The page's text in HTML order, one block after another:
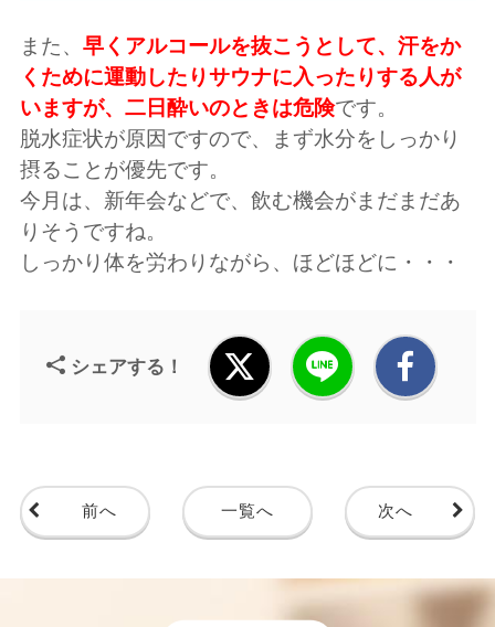
また、 早くアルコールを抜こうとして、汗をか
くために運動したりサウナに入ったりする人が
いますが、二日酔いのときは危険です。
脱水症状が原因ですので、まず水分をしっかり
摂ることが優先です。
今月は、新年会などで、飲む機会がまだまだあ
りそうですね。
しっかり体を労わりながら、ほどほどに・・・
シェアする！
前へ 一覧へ 次へ